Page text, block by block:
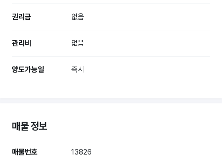
권리금 없음
관리비 없음
양도가능일 즉시
매물 정보
매물번호 13826